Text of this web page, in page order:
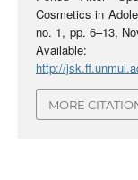
Cosmetics in
no. 1, pp. 6–13,
Available:
http://
MORE